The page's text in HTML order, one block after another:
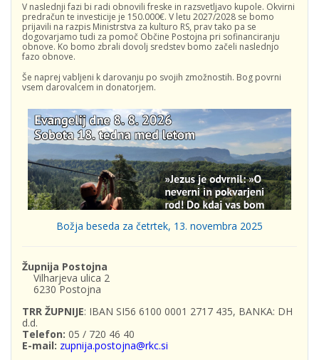
V naslednji fazi bi radi obnovili freske in razsvetljavo kupole. Okvirni
predračun te investicije je 150.000€. V letu 2027/2028 se bomo
prijavili na razpis Ministrstva za kulturo RS, prav tako pa se
dogovarjamo tudi za pomoč Občine Postojna pri sofinanciranju
obnove. Ko bomo zbrali dovolj sredstev bomo začeli naslednjo
fazo obnove.
Še naprej vabljeni k darovanju po svojih zmožnostih. Bog povrni
vsem darovalcem in donatorjem.
Božja beseda za četrtek, 13. novembra 2025
Župnija Postojna
Vilharjeva ulica 2
6230 Postojna
TRR ŽUPNIJE: IBAN SI56 6100 0001 2717 435, BANKA: DH
d.d.
Telefon: 05 / 720 46 40
E-mail: zupnija.postojna@rkc.si